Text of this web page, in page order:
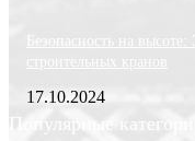
Безопасность на
строительных кранов
17.10.2024
Популярные категории